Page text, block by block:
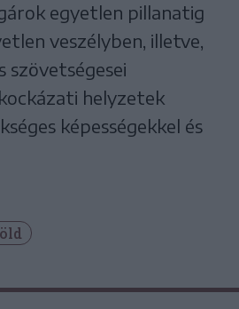
egyetlen pillanatig
veszélyben, illetve,
szövetségesei
helyzetek
képességekkel és